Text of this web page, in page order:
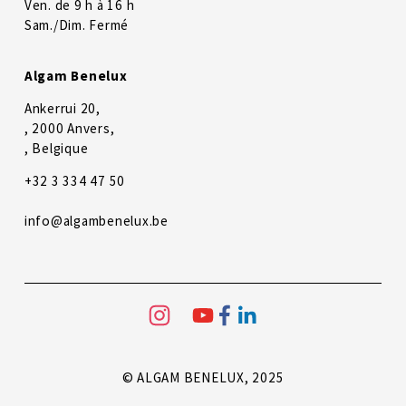
Ven. de 9 h à 16 h
Sam./Dim. Fermé
Algam Benelux
Ankerrui 20,
, 2000 Anvers,
, Belgique
+32 3 334 47 50
info@algambenelux.be
© ALGAM BENELUX, 2025